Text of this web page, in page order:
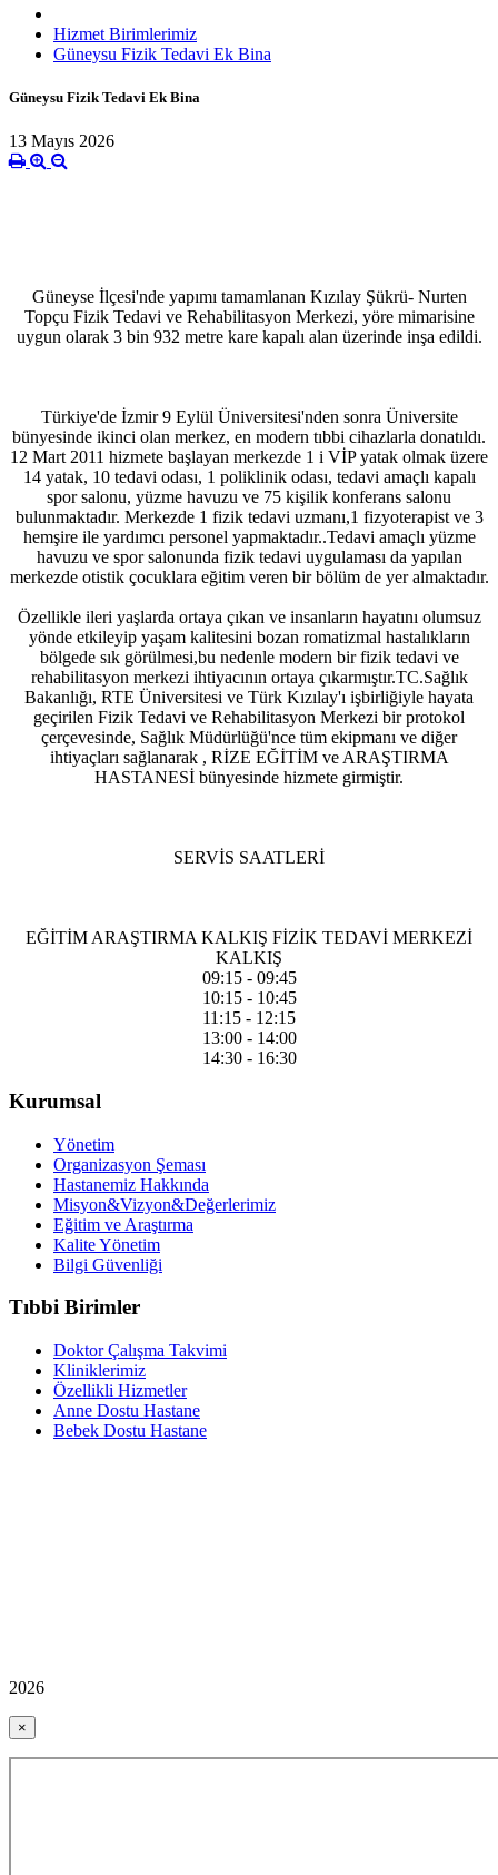
Hizmet Birimlerimiz
Güneysu Fizik Tedavi Ek Bina
Güneysu Fizik Tedavi Ek Bina
13 Mayıs 2026
Güneyse İlçesi'nde yapımı tamamlanan Kızılay Şükrü- Nurten
Topçu Fizik Tedavi ve Rehabilitasyon Merkezi, yöre mimarisine
uygun olarak 3 bin 932 metre kare kapalı alan üzerinde inşa edildi.
Türkiye'de İzmir 9 Eylül Üniversitesi'nden sonra Üniversite
bünyesinde ikinci olan merkez, en modern tıbbi cihazlarla donatıldı.
12 Mart 2011 hizmete başlayan merkezde 1 i VİP yatak olmak üzere
14 yatak, 10 tedavi odası, 1 poliklinik odası, tedavi amaçlı kapalı
spor salonu, yüzme havuzu ve 75 kişilik konferans salonu
bulunmaktadır. Merkezde 1 fizik tedavi uzmanı,1 fizyoterapist ve 3
hemşire ile yardımcı personel yapmaktadır..Tedavi amaçlı yüzme
havuzu ve spor salonunda fizik tedavi uygulaması da yapılan
merkezde otistik çocuklara eğitim veren bir bölüm de yer almaktadır.
Özellikle ileri yaşlarda ortaya çıkan ve insanların hayatını olumsuz
yönde etkileyip yaşam kalitesini bozan romatizmal hastalıkların
bölgede sık görülmesi,bu nedenle modern bir fizik tedavi ve
rehabilitasyon merkezi ihtiyacının ortaya çıkarmıştır.TC.Sağlık
Bakanlığı, RTE Üniversitesi ve Türk Kızılay'ı işbirliğiyle hayata
geçirilen Fizik Tedavi ve Rehabilitasyon Merkezi bir protokol
çerçevesinde, Sağlık Müdürlüğü'nce tüm ekipmanı ve diğer
ihtiyaçları sağlanarak , RİZE EĞİTİM ve ARAŞTIRMA
HASTANESİ bünyesinde hizmete girmiştir.
SERVİS SAATLERİ
EĞİTİM ARAŞTIRMA KALKIŞ FİZİK TEDAVİ MERKEZİ
KALKIŞ
09:15 - 09:45
10:15 - 10:45
11:15 - 12:15
13:00 - 14:00
14:30 - 16:30
Kurumsal
Yönetim
Organizasyon Şeması
Hastanemiz Hakkında
Misyon&Vizyon&Değerlerimiz
Eğitim ve Araştırma
Kalite Yönetim
Bilgi Güvenliği
Tıbbi Birimler
Doktor Çalışma Takvimi
Kliniklerimiz
Özellikli Hizmetler
Anne Dostu Hastane
Bebek Dostu Hastane
2026
×